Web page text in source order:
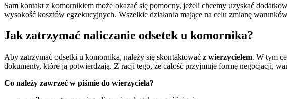
Sam kontakt z komornikiem może okazać się pomocny, jeżeli chcemy uzyskać
wysokość kosztów egzekucyjnych. Wszelkie działania mające na celu zmianę
Jak zatrzymać naliczanie odsetek u komornika?
Aby zatrzymać odsetki u komornika, należy się skontaktować z wierzycielem. W tym
dokumenty, które ją potwierdzają. Z racji tego, że całość przyjmuje formę negocjacji,
Co należy zawrzeć w piśmie do wierzyciela?